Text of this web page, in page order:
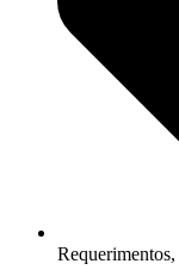
Requerimentos,